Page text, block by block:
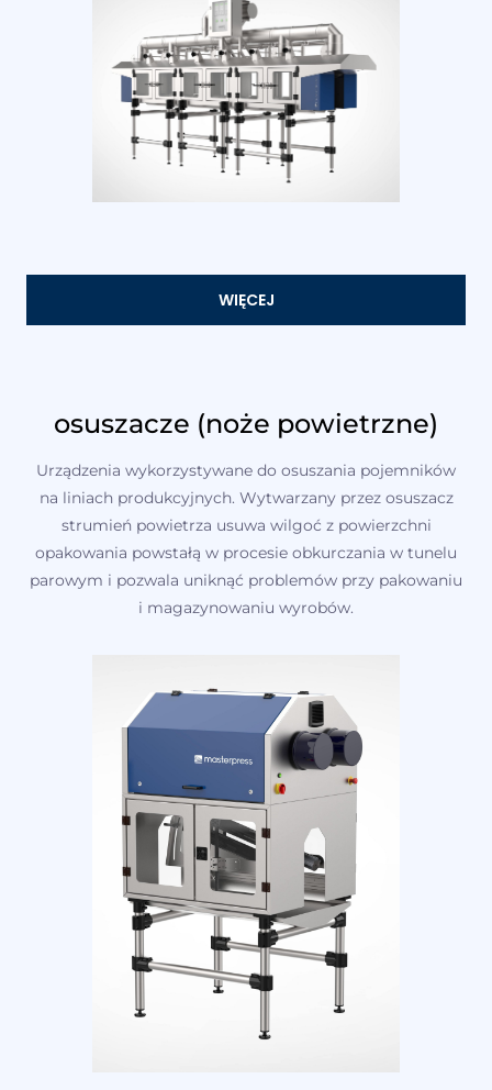
WIĘCEJ
osuszacze (noże powietrzne)
Urządzenia wykorzystywane do osuszania pojemników
na liniach produkcyjnych. Wytwarzany przez osuszacz
strumień powietrza usuwa wilgoć z powierzchni
opakowania powstałą w procesie obkurczania w tunelu
parowym i pozwala uniknąć problemów przy pakowaniu
i magazynowaniu wyrobów.